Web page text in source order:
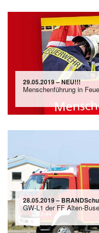
29.05.2019 – NEU!!!
Menschenführung in
28.05.2019 –
GW-L1 der FF Alten-